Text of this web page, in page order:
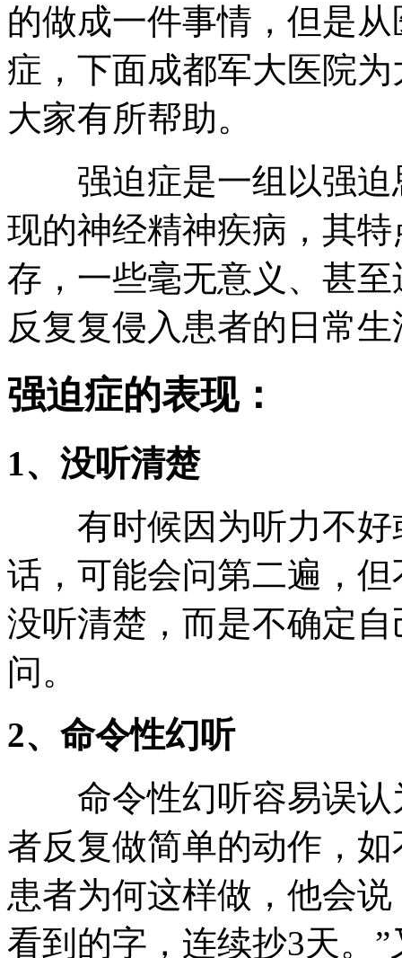
的做成一件事情，但是
症，下面成都军大医院
大家有所帮助。
强迫症是一组以强迫
现的神经精神疾病，其
存，一些毫无意义、甚
反复复侵入患者的日常生
强迫症的表现：
1、没听清楚
有时候因为听力不好
话，可能会问第二遍，
没听清楚，而是不确定
问。
2、命令性幻听
命令性幻听容易误认
者反复做简单的动作，
患者为何这样做，他会
看到的字，连续抄3天。